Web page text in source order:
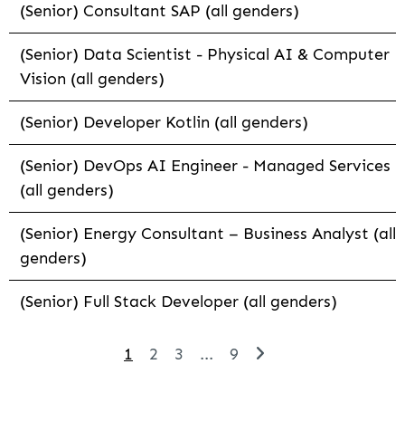
(Senior) Consultant SAP (all genders)
(Senior) Data Scientist - Physical AI & Computer
Vision (all genders)
(Senior) Developer Kotlin (all genders)
(Senior) DevOps AI Engineer - Managed Services
(all genders)
(Senior) Energy Consultant – Business Analyst (all
genders)
(Senior) Full Stack Developer (all genders)
1 2 3 ... 9